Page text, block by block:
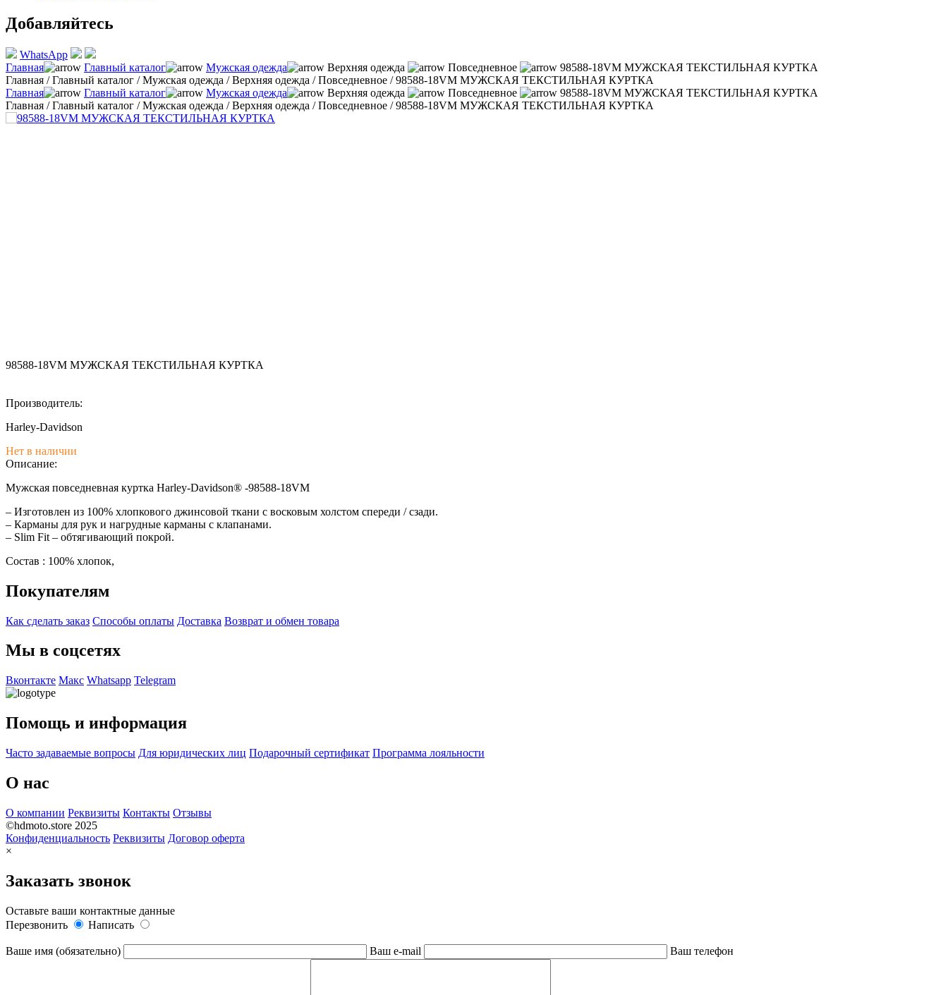
Добавляйтесь
WhatsApp
Главная
Главный каталог Мужская одежда Верхняя одежда Повседневное
98588-18VM МУЖСКАЯ ТЕКСТИЛЬНАЯ КУРТКА
Главная /Главный каталог /Мужская одежда /Верхняя одежда /Повседневное /98588-18VM МУЖСКАЯ ТЕКСТИЛЬНАЯ КУРТКА
Главная
Главный каталог Мужская одежда Верхняя одежда Повседневное
98588-18VM МУЖСКАЯ ТЕКСТИЛЬНАЯ КУРТКА
Главная /Главный каталог /Мужская одежда /Верхняя одежда /Повседневное /98588-18VM МУЖСКАЯ ТЕКСТИЛЬНАЯ КУРТКА
98588-18VM МУЖСКАЯ ТЕКСТИЛЬНАЯ КУРТКА
Производитель:
Harley-Davidson
Нет в наличии
Описание:
Мужская повседневная куртка Harley-Davidson® -98588-18VM
– Изготовлен из 100% хлопкового джинсовой ткани с восковым холстом спереди / сзади.
– Карманы для рук и нагрудные карманы с клапанами.
– Slim Fit – обтягивающий покрой.
Состав : 100% хлопок,
Покупателям
Как сделать заказ Способы оплаты Доставка Возврат и обмен товара
Мы в соцсетях
Вконтакте Макс Whatsapp Telegram
Помощь и информация
Часто задаваемые вопросы Для юридических лиц Подарочный сертификат Программа лояльности
О нас
О компании Реквизиты Контакты Отзывы
©hdmoto.store 2025
Конфиденциальность Реквизиты Договор оферта
×
Заказать звонок
Оставьте ваши контактные данные
Перезвонить
Написать
Ваше имя (обязательно) Ваш e-mail Ваш телефон